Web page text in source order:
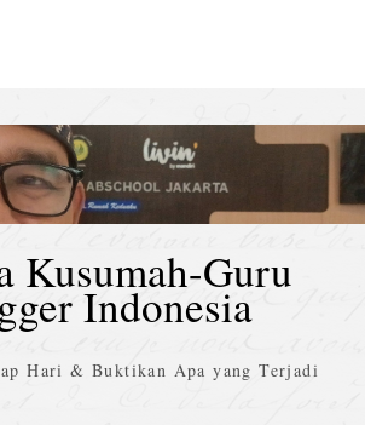
Kusumah-Guru
Indonesia
Hari & Buktikan Apa yang Terjadi